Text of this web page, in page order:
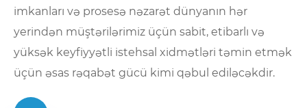
imkanları və prosesə nəzarət dünyanın hər
yerindən müştərilərimiz üçün sabit, etibarlı və
yüksək keyfiyyətli istehsal xidmətləri təmin etmək
üçün əsas rəqabət gücü kimi qəbul ediləcəkdir.